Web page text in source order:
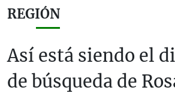
REGIÓN
Así está siendo el
de búsqueda de